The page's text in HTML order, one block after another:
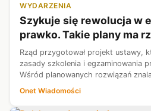
WYDARZENIA
Szykuje się rewolucja w
prawko. Takie plany ma
Rząd przygotował projekt ustawy,
zasady szkolenia i egzaminowania
Wśród planowanych rozwiązań
placu manewrowego przy egzaminie
Onet Wiadomości